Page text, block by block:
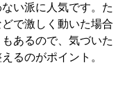
い派に人気です。た
で激しく動いた場合
あるので、気づいた
るのがポイント。